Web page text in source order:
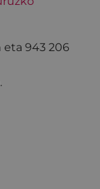
943 206